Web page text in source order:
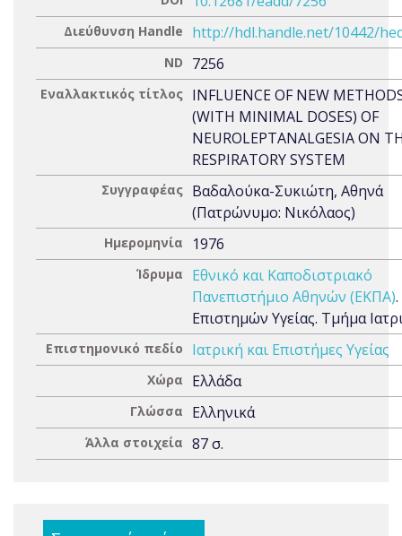
Διεύθυνση Handle http://hdl.handle.net/10442/
ND 7256
Εναλλακτικός τίτλος INFLUENCE OF NEW
(WITH MINIMAL DOSES) OF
NEUROLEPTANALGESIA ON
RESPIRATORY SYSTEM
Συγγραφέας Βαδαλούκα-Συκιώτη, Αθηνά
(Πατρώνυμο: Νικόλαος)
Ημερομηνία 1976
Ίδρυμα
Εθνικό και Καποδιστριακό
Πανεπιστήμιο Αθηνών (ΕΚΠΑ)
Επιστημών Υγείας. Τμήμα
Επιστημονικό πεδίο Ιατρική και Επιστήμες Υγείας
Χώρα Ελλάδα
Γλώσσα Ελληνικά
Άλλα στοιχεία 87 σ.